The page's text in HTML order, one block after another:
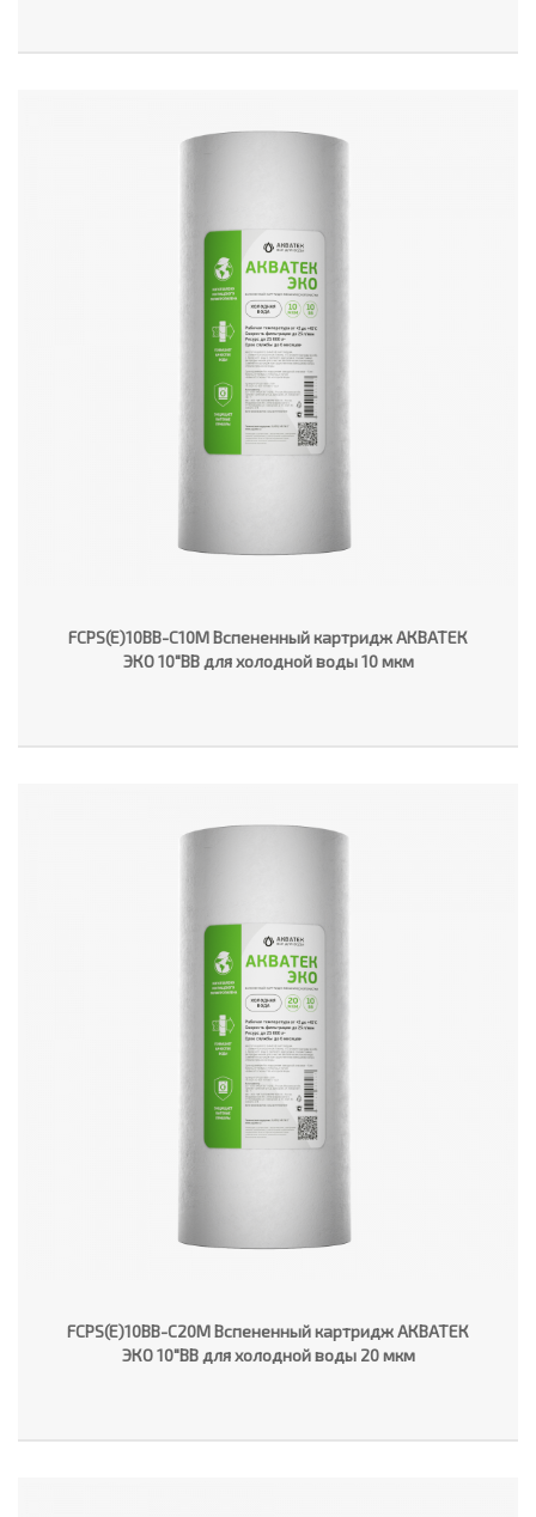
FCPS(E)10BB-C10M Вспененный картридж АКВАТЕК
ЭКО 10"ВВ для холодной воды 10 мкм
FCPS(E)10BB-C20M Вспененный картридж АКВАТЕК
ЭКО 10"ВВ для холодной воды 20 мкм